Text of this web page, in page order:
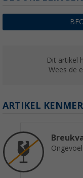
Dit artikel
Wees de
ARTIKEL